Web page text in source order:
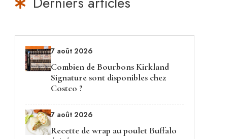
7 août 2026
Combien de Bourbons Kirkland
Signature sont disponibles chez
Costco ?
7 août 2026
Recette de wrap au poulet Buffalo